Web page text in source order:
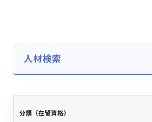
人材検索
分類（在留資格）